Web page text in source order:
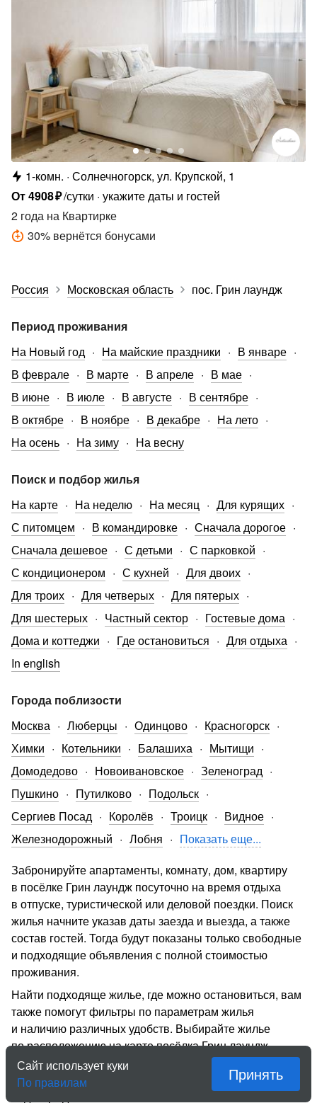
1-комн. Солнечногорск, ул. Крупской, 1
От4908₽/сутки укажите даты и гостей
2 года на Квартирке
30% вернётся бонусами
Россия Московская область пос. Грин лаундж
Период проживания
На Новый год
На майские праздники
В январе
В феврале
В марте В апреле
В мае
В июне
В июле В августе
В сентябре
В октябре
В ноябре В декабре
На лето
На осень
На зиму На весну
Поиск и подбор жилья
На карте
На неделю На месяц
Для курящих
С питомцем
В командировке
Сначала дорогое
Сначала дешевое
С детьми
С парковкой
С кондиционером
С кухней
Для двоих
Для троих
Для четверых
Для пятерых
Для шестерых
Частный сектор
Гостевые дома
Дома и коттеджи
Где остановиться
Для отдыха
In english
Города поблизости
Москва
Люберцы Одинцово
Красногорск
Химки
Котельники Балашиха
Мытищи
Домодедово
Новоивановское
Зеленоград
Пушкино
Путилково
Подольск
Сергиев Посад
Королёв Троицк
Видное
Железнодорожный
Лобня
Показать еще...
Забронируйте апартаменты, комнату, дом, квартиру
в посёлке Грин лаундж посуточно на время отдыха
в отпуске, туристической или деловой поездки. Поиск
жилья начните указав даты заезда и выезда, а также
состав гостей. Тогда будут показаны только свободные
и подходящие объявления с полной стоимостью
проживания.
Найти подходяще жилье, где можно остановиться, вам
также помогут фильтры по параметрам жилья
и наличию различных удобств. Выбирайте жилье
по расположению на карте посёлка Грин лаундж,
фотографиям и отзывам. Используйте моментальное
бронирование, чтобы не тратить время на ожидание
Сайт использует куки
По правилам
Принять